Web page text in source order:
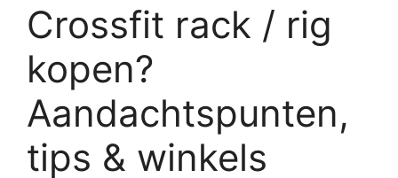
Crossfit rack / rig
kopen?
Aandachtspunten,
tips & winkels